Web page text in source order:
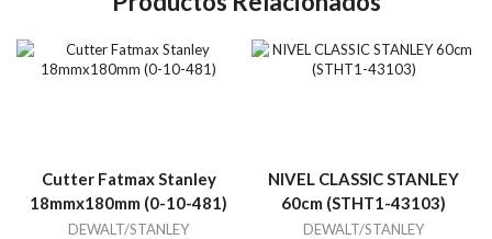
Cutter Fatmax Stanley
18mmx180mm (0-10-481)
DEWALT/STANLEY
NIVEL CLASSIC STANLEY
60cm (STHT1-43103)
DEWALT/STANLEY